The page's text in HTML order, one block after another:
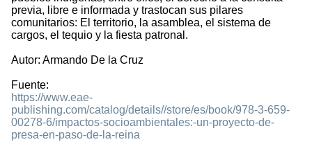
previa, libre e informada y trastocan sus pilares
comunitarios: El territorio, la asamblea, el sistema de
cargos, el tequio y la fiesta patronal.
Autor: Armando De la Cruz
Fuente:
https://www.eae-
publishing.com/catalog/details//store/es/book/978-3-659-
00278-6/impactos-socioambientales:-un-proyecto-de-
presa-en-paso-de-la-reina